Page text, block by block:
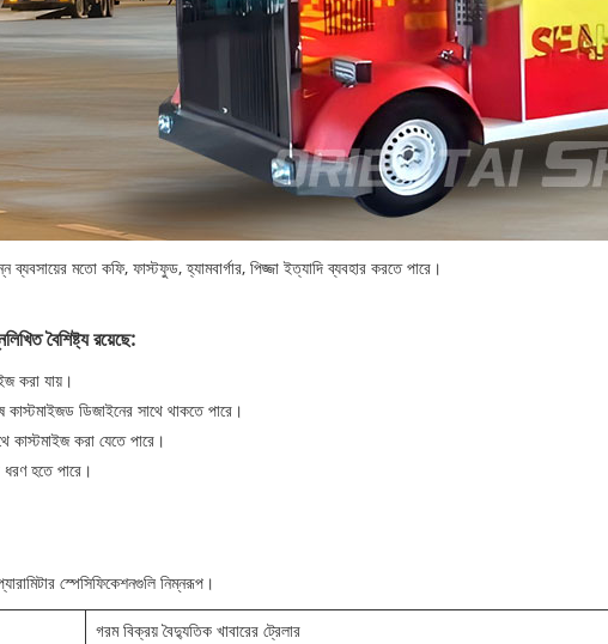
ব্যবসায়ের মতো কফি, ফাস্টফুড, হ্যামবার্গার, পিজ্জা ইত্যাদি ব্যবহার করতে পারে।
বৈশিষ্ট্য রয়েছে:
করা যায়।
ডিজাইনের সাথে থাকতে পারে।
কাস্টমাইজ করা যেতে পারে।
হতে পারে।
স্পেসিফিকেশনগুলি নিম্নরূপ।
গরম বিক্রয় বৈদ্যুতিক খাবারের ট্রেলার